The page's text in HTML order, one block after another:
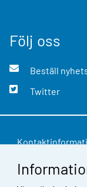
Följ oss
Beställ
Twitter
Respons